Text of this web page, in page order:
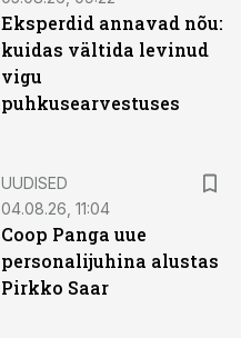
Eksperdid annavad nõu:
kuidas vältida levinud
vigu
puhkusearvestuses
UUDISED
04.08.26, 11:04
Coop Panga uue
personalijuhina alustas
Pirkko Saar